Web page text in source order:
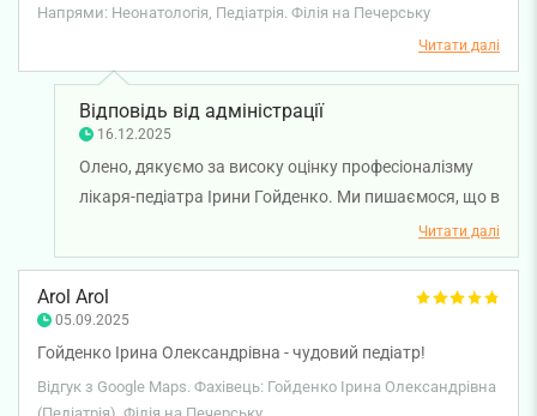
клініки, надзвичайно уважна, все аналізує, завжди
підтримає, з тонким почуттям гумору, величезним
оптимізмом і дуже добрим серцем. Щиро дякуємо Вам,
Ірино Олександрівна!
Напрями: Неонатологія, Педіатрія. Філія на Печерську
Читати далі
Відповідь від адміністрації
16.12.2025
Олено, дякуємо за високу оцінку професіоналізму
лікаря-педіатра Ірини Гойденко. Ми пишаємося, що в
нашій команді працюють такі фахівці, які поєднують
глибокі знання, людяність та уважне ставлення до
пацієнтів. Бажаємо вам міцного здоров'я!
Читати далі
Arol Arol
05.09.2025
Гойденко Ірина Олександрівна - чудовий педіатр!
Відгук з Google Maps. Фахівець: Гойденко Ірина Олександрівна